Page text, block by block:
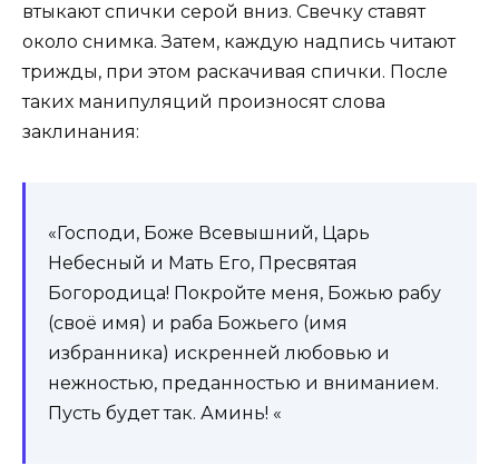
втыкают спички серой вниз. Свечку ставят
около снимка. Затем, каждую надпись читают
трижды, при этом раскачивая спички. После
таких манипуляций произносят слова
заклинания:
«Господи, Боже Всевышний, Царь
Небесный и Мать Его, Пресвятая
Богородица! Покройте меня, Божью рабу
(своё имя) и раба Божьего (имя
избранника) искренней любовью и
нежностью, преданностью и вниманием.
Пусть будет так. Аминь! «